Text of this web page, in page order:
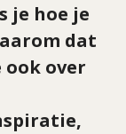
je hoe je
dat
over